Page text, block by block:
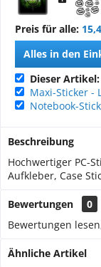
Preis für alle:
Alles in den
Dieser Artikel:
Maxi-Sticker -
Notebook-
Beschreibung
Hochwertiger PC-
Aufkleber, Case
Bewertungen
0
Bewertungen
Ähnliche Artikel